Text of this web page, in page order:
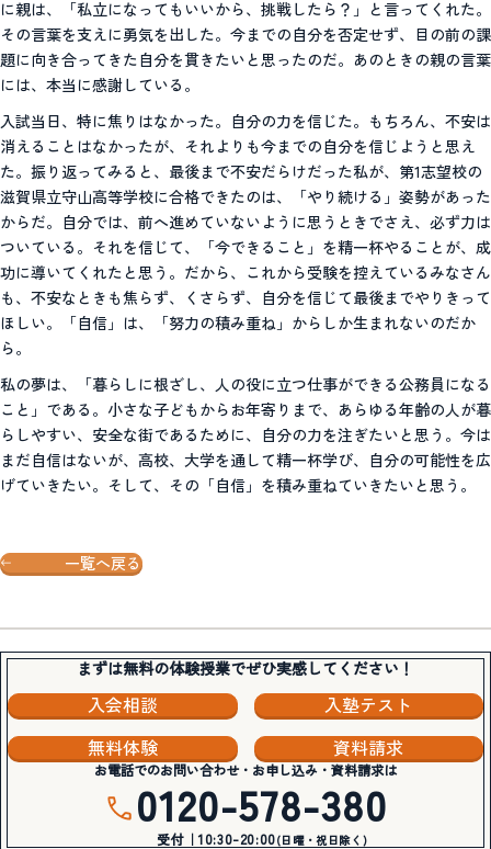
に親は、「私立になってもいいから、挑戦したら？」と言ってくれた。
その言葉を支えに勇気を出した。今までの自分を否定せず、目の前の課
題に向き合ってきた自分を貫きたいと思ったのだ。あのときの親の言葉
には、本当に感謝している。
入試当日、特に焦りはなかった。自分の力を信じた。もちろん、不安は
消えることはなかったが、それよりも今までの自分を信じようと思え
た。振り返ってみると、最後まで不安だらけだった私が、第1志望校の
滋賀県立守山高等学校に合格できたのは、「やり続ける」姿勢があった
からだ。自分では、前へ進めていないように思うときでさえ、必ず力は
ついている。それを信じて、「今できること」を精一杯やることが、成
功に導いてくれたと思う。だから、これから受験を控えているみなさん
も、不安なときも焦らず、くさらず、自分を信じて最後までやりきって
ほしい。「自信」は、「努力の積み重ね」からしか生まれないのだか
ら。
私の夢は、「暮らしに根ざし、人の役に立つ仕事ができる公務員になる
こと」である。小さな子どもからお年寄りまで、あらゆる年齢の人が暮
らしやすい、安全な街であるために、自分の力を注ぎたいと思う。今は
まだ自信はないが、高校、大学を通して精一杯学び、自分の可能性を広
げていきたい。そして、その「自信」を積み重ねていきたいと思う。
一覧へ戻る
まずは無料の体験授業でぜひ実感してください！
入会相談
入塾テスト
無料体験
資料請求
お電話でのお問い合わせ・お申し込み・資料請求は
0120-578-380
受付｜10:30-20:00(日曜・祝日除く)